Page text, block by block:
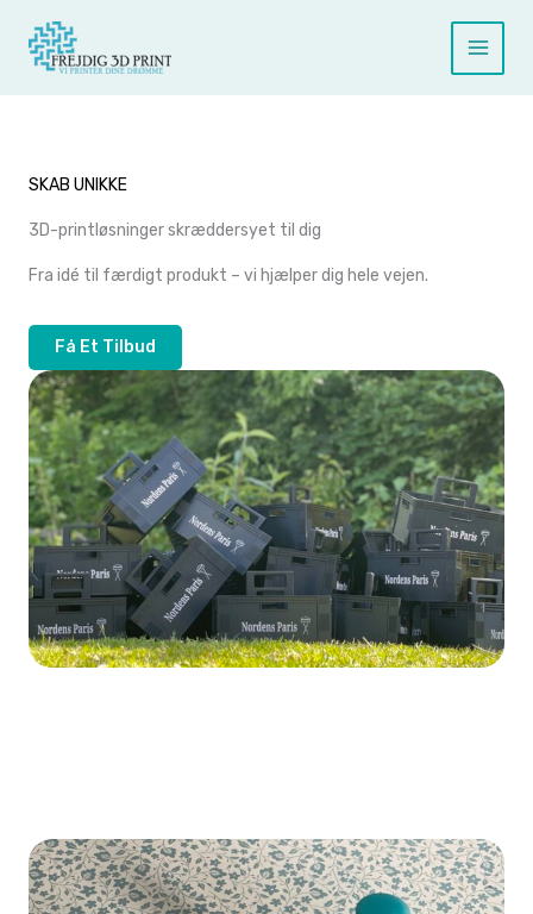
indholdet
SKAB UNIKKE
3D-printløsninger skræddersyet til dig
Fra idé til færdigt produkt – vi hjælper dig hele vejen.
Få Et Tilbud